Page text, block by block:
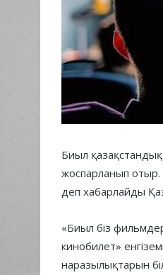
Биыл
жоспарланып
деп хабарлайды
«Биыл біз
кинобилет»
наразылықтарын